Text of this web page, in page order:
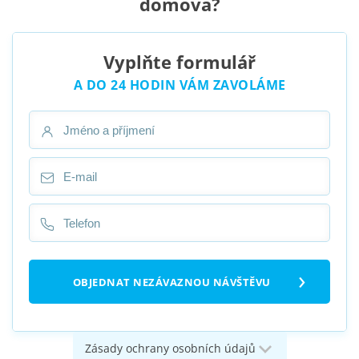
Vyplňte formulář
A DO 24 HODIN VÁM ZAVOLÁME
Zásady ochrany osobních údajů